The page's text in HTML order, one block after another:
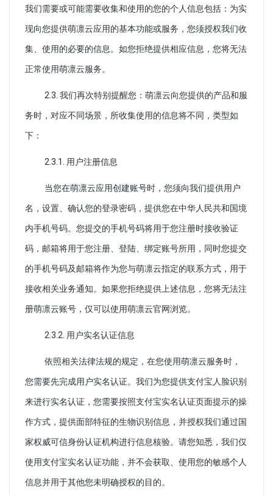
我们需要或可能需要收集和使用的您的个人信息包括：为实
现向您提供萌凛云应用的基本功能或服务，您须授权我们收
集、使用的必要的信息。如您拒绝提供相应信息，您将无法
正常使用萌凛云服务。
2.3. 我们再次特别提醒您：萌凛云向您提供的产品和服
务时，对应不同场景，所收集使用的信息将不同，类型如
下：
2.3.1. 用户注册信息
当您在萌凛云应用创建账号时，您须向我们提供用户
名，设置、确认您的登录密码，提供您在中华人民共和国境
内手机号码。您提交的手机号码将用于您注册时接收验证
码，邮箱将用于您注册、登陆、绑定账号所用，同时您提交
的手机号码及邮箱将作为您与萌凛云指定的联系方式，用于
接收相关业务通知。如果您拒绝提供上述信息，您将无法注
册萌凛云账号，仅可以使用萌凛云官网浏览。
2.3.2. 用户实名认证信息
依照相关法律法规的规定，在您使用萌凛云服务时，
您需要先完成用户实名认证。我们为您提供支付宝人脸识别
来进行实名认证，您需要按照支付宝实名认证页面提示的操
作方式，提供面部特征的生物识别信息，并授权我们通过国
家权威可信身份认证机构进行信息核验。请您知悉，我们仅
使用支付宝实名认证功能，并不会获取、使用您的敏感个人
信息并用于其他您未明确授权的目的。